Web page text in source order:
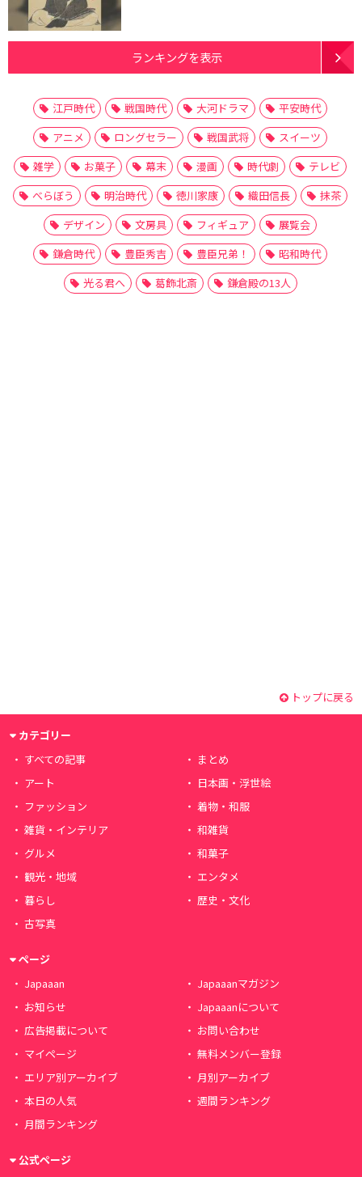
ランキングを表示
江戸時代 戦国時代 大河ドラマ
平安時代
アニメ
ロングセラー 戦国武将
スイーツ
雑学
お菓子 幕末 漫画 時代劇
テレビ
べらぼう
明治時代 徳川家康 織田信長
抹茶
デザイン
文房具 フィギュア
展覧会
鎌倉時代
豊臣秀吉 豊臣兄弟！
昭和時代
光る君へ
葛飾北斎 鎌倉殿の13人
トップに戻る
カテゴリー
すべての記事
まとめ
アート
日本画・浮世絵
ファッション
着物・和服
雑貨・インテリア
和雑貨
グルメ
和菓子
観光・地域
エンタメ
暮らし
歴史・文化
古写真
ページ
Japaaan
Japaaanマガジン
お知らせ
Japaaanについて
広告掲載について
お問い合わせ
マイページ
無料メンバー登録
エリア別アーカイブ
月別アーカイブ
本日の人気
週間ランキング
月間ランキング
公式ページ